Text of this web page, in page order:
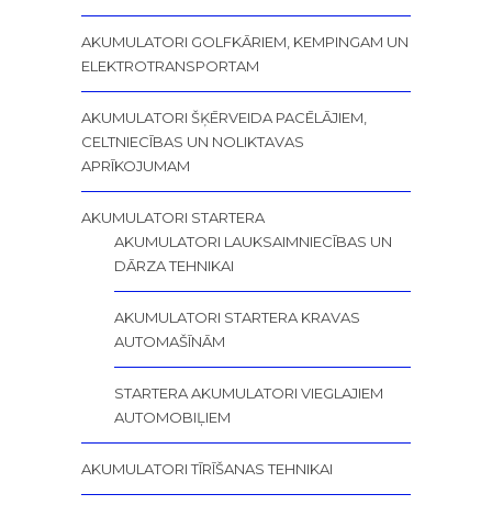
AKUMULATORI GOLFKĀRIEM, KEMPINGAM UN
ELEKTROTRANSPORTAM
AKUMULATORI ŠĶĒRVEIDA PACĒLĀJIEM,
CELTNIECĪBAS UN NOLIKTAVAS
APRĪKOJUMAM
AKUMULATORI STARTERA
AKUMULATORI LAUKSAIMNIECĪBAS UN
DĀRZA TEHNIKAI
AKUMULATORI STARTERA KRAVAS
AUTOMAŠĪNĀM
STARTERA AKUMULATORI VIEGLAJIEM
AUTOMOBIĻIEM
AKUMULATORI TĪRĪŠANAS TEHNIKAI